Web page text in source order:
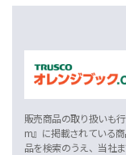
販売商品の取り扱いも
m』に掲載されている
品を検索のうえ、当社